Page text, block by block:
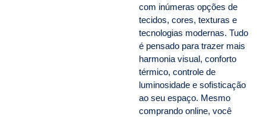
com inúmeras opções de
tecidos, cores, texturas e
tecnologias modernas. Tudo
é pensado para trazer mais
harmonia visual, conforto
térmico, controle de
luminosidade e sofisticação
ao seu espaço. Mesmo
comprando online, você